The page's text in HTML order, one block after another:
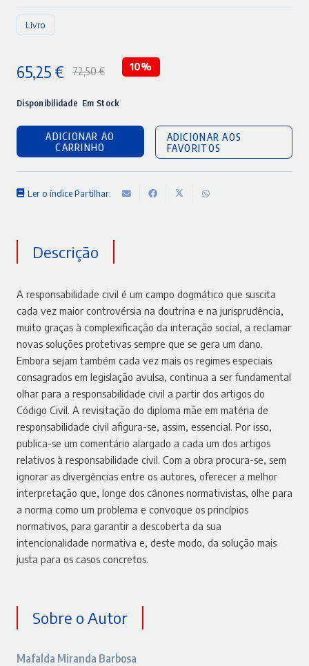
Livro
72,50€
preço
original
era:
72,50 €.
65,25 €
preço
atual
é:
65,25 €.
10%
Disponibilidade Em Stock
ADICIONAR AO
CARRINHO
ADICIONAR AOS
FAVORITOS
Ler o índice Partilhar:
Descrição
A responsabilidade civil é um campo dogmático que suscita
cada vez maior controvérsia na doutrina e na jurisprudência,
muito graças à complexificação da interação social, a reclamar
novas soluções protetivas sempre que se gera um dano.
Embora sejam também cada vez mais os regimes especiais
consagrados em legislação avulsa, continua a ser fundamental
olhar para a responsabilidade civil a partir dos artigos do
Código Civil. A revisitação do diploma mãe em matéria de
responsabilidade civil afigura-se, assim, essencial. Por isso,
publica-se um comentário alargado a cada um dos artigos
relativos à responsabilidade civil. Com a obra procura-se, sem
ignorar as divergências entre os autores, oferecer a melhor
interpretação que, longe dos cânones normativistas, olhe para
a norma como um problema e convoque os princípios
normativos, para garantir a descoberta da sua
intencionalidade normativa e, deste modo, da solução mais
justa para os casos concretos.
Sobre o Autor
Mafalda Miranda Barbosa